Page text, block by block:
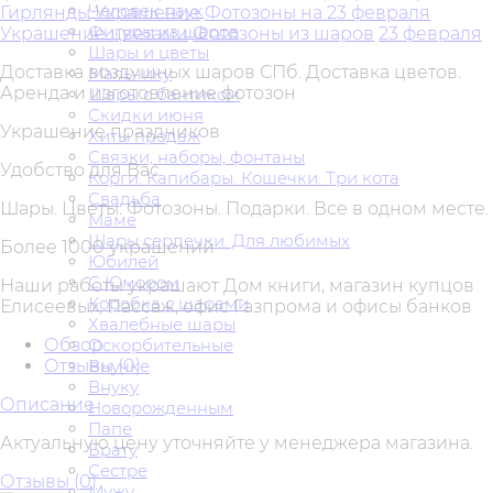
Человек паук
Фигуры из шаров
Шары и цветы
Мальчику
Шары с бантиком
Скидки июня
Хиты продаж
Связки, наборы, фонтаны
Корги. Капибары. Кошечки. Три кота
Свадьба
Маме
Шары сердечки. Для любимых
Юбилей
С Юмором
Коробка с шарами
Хвалебные шары
Оскорбительные
Внучке
Внуку
Новорожденным
Папе
Брату
Сестре
Гирлянды Украшение Фотозоны на 23 февраля
Украшение цветами Фотозоны из шаров 23 февраля
Доставка воздушных шаров СПб. Доставка цветов.
Аренда и изготовление фотозон
Украшение праздников
Удобство для Вас
Шары. Цветы. Фотозоны. Подарки. Все в одном месте.
Более 1000 украшений
Наши работы украшают Дом книги, магазин купцов
Елисеевых, Пассаж, офис Газпрома и офисы банков
Обзор
Отзывы (0)
Описание
Актуальную цену уточняйте у менеджера магазина.
Отзывы (0)